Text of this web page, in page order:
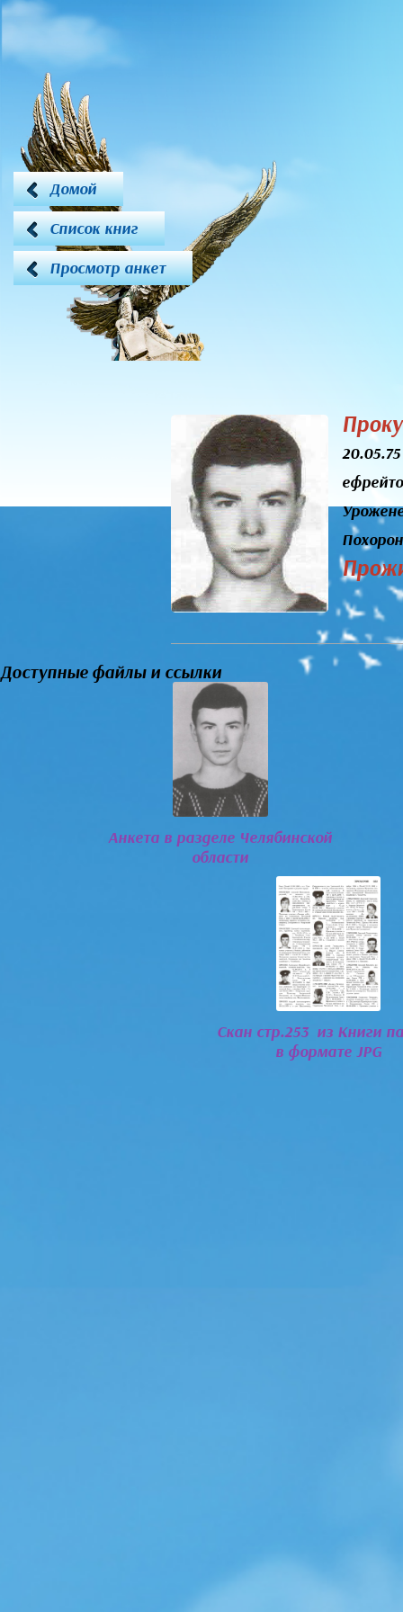
Домой
Список книг
Просмотр анкет
Доступные файлы и ссылки
Анкета в разделе Челябинской
области
Скан стр.253 из Книги
в формате JPG